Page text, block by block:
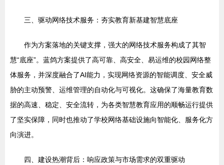
三、驱动网络技术服务：夯实教育新基建智慧底座
作为方案落地的关键支撑，强大的网络技术服务构成了其智
慧“底座”。蓝鸽方案提供了高可靠、高安全、易运维的校园网络整
体服务，并深度融合了AI能力，实现网络资源的智能调度、安全威
胁的主动预警、运维管理的自动化与可视化。这确保了海量教育数
据的高速、稳定、安全流转，为各类智慧教育应用的顺畅运行提供
了坚实保障，同时也推动了学校网络基础设施向智能化、服务化方
向演进。
四、建设热潮背后：响应政策与市场需求的双重驱动